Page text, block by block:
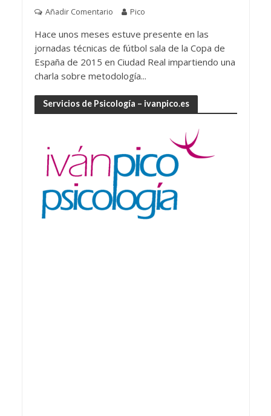
Añadir Comentario Pico
Hace unos meses estuve presente en las
jornadas técnicas de fútbol sala de la Copa de
España de 2015 en Ciudad Real impartiendo una
charla sobre metodología...
Servicios de Psicología – ivanpico.es